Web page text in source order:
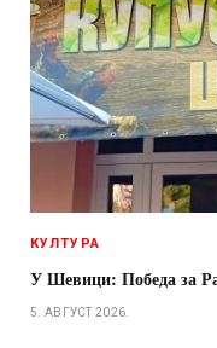
КУЛТУРА
У Шевици: Победа за
5. АВГУСТ 2026.